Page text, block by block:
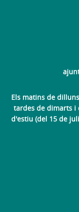
Els matins de
tardes de dimarts i
d'estiu (del 15 de